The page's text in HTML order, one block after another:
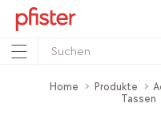
Home Produkte
Tassen